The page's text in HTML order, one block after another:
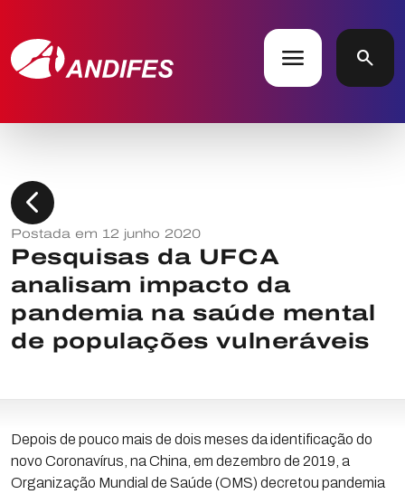
menu search
chevron_left
Postada em 12 junho 2020
Pesquisas da UFCA
analisam impacto da
pandemia na saúde mental
de populações vulneráveis
Depois de pouco mais de dois meses da identificação do
novo Coronavírus, na China, em dezembro de 2019, a
Organização Mundial de Saúde (OMS) decretou pandemia